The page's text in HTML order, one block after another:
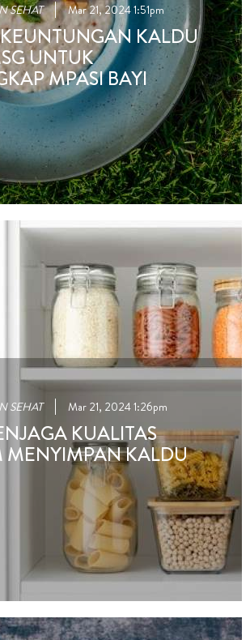
SEHAT Mar 21, 2024 1:51pm
KALDU
UNTUK
MPASI BAYI
SEHAT Mar 21, 2024 1:26pm
KUALITAS
MENYIMPAN KALDU